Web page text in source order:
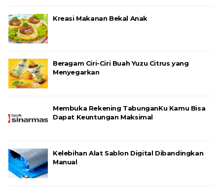
Kreasi Makanan Bekal Anak
Beragam Ciri-Ciri Buah Yuzu Citrus yang
Menyegarkan
Membuka Rekening TabunganKu Kamu Bisa
Dapat Keuntungan Maksimal
Kelebihan Alat Sablon Digital Dibandingkan
Manual